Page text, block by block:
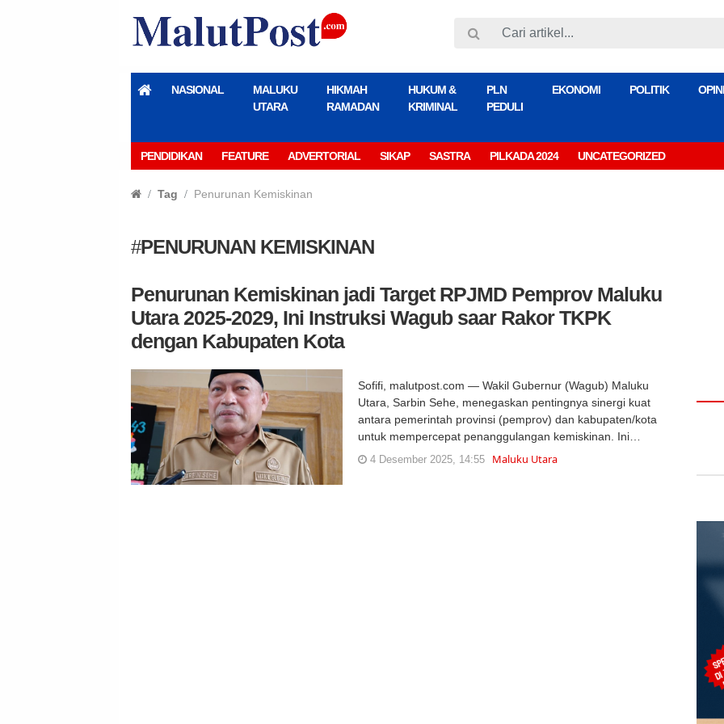
NASIONAL
MALUKU
UTARA
HIKMAH
RAMADAN
HUKUM &
KRIMINAL
PLN
PEDULI
EKONOMI POLITIK OPINI
PENDIDIKAN FEATURE ADVERTORIAL SIKAP SASTRA PILKADA 2024 UNCATEGORIZED
Tag Penurunan Kemiskinan
#PENURUNAN KEMISKINAN
Penurunan Kemiskinan jadi Target RPJMD Pemprov Maluku
Utara 2025-2029, Ini Instruksi Wagub saar Rakor TKPK
dengan Kabupaten Kota
Sofifi, malutpost.com — Wakil Gubernur (Wagub) Maluku
Utara, Sarbin Sehe, menegaskan pentingnya sinergi kuat
antara pemerintah provinsi (pemprov) dan kabupaten/kota
untuk mempercepat penanggulangan kemiskinan. Ini…
4 Desember 2025, 14:55 Maluku Utara